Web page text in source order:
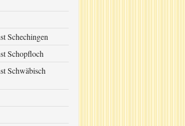
Schechingen
Schopfloch
Schwäbisch